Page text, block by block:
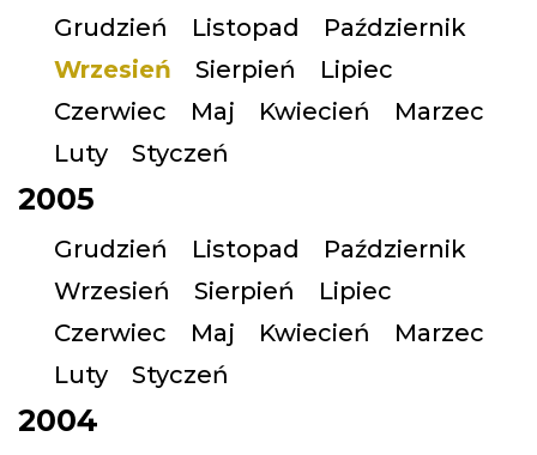
Grudzień Listopad
Październik
Wrzesień
Sierpień
Lipiec
Czerwiec
Maj Kwiecień
Marzec
Luty
Styczeń
2005
Grudzień Listopad
Październik
Wrzesień
Sierpień
Lipiec
Czerwiec
Maj Kwiecień
Marzec
Luty
Styczeń
2004